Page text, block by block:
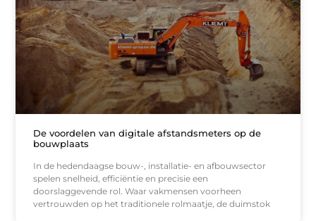
De voordelen van digitale afstandsmeters op de
bouwplaats
In de hedendaagse bouw-, installatie- en afbouwsector
spelen snelheid, efficiëntie en precisie een
doorslaggevende rol. Waar vakmensen voorheen
vertrouwden op het traditionele rolmaatje, de duimstok